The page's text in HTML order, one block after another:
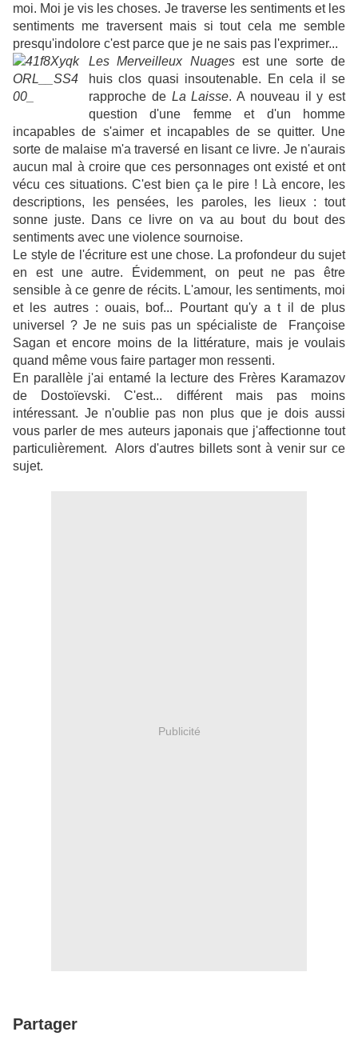
moi. Moi je vis les choses. Je traverse les sentiments et les
sentiments me traversent mais si tout cela me semble
presqu'indolore c'est parce que je ne sais pas l'exprimer...
Les Merveilleux Nuagesest une sorte de
huis clos quasi insoutenable. En cela il se
rapproche de La Laisse. A nouveau il y est
question d'une femme et d'un homme
incapables de s'aimer et incapables de se quitter. Une
sorte de malaise m'a traversé en lisant ce livre. Je n'aurais
aucun mal à croire que ces personnages ont existé et ont
vécu ces situations. C'est bien ça le pire ! Là encore, les
descriptions, les pensées, les paroles, les lieux : tout
sonne juste. Dans ce livre on va au bout du bout des
sentiments avec une violence sournoise.
Le style de l'écriture est une chose. La profondeur du sujet
en est une autre. Évidemment, on peut ne pas être
sensible à ce genre de récits. L'amour, les sentiments, moi
et les autres : ouais, bof... Pourtant qu'y a t il de plus
universel ? Je ne suis pas un spécialiste de Françoise
Sagan et encore moins de la littérature, mais je voulais
quand même vous faire partager mon ressenti.
En parallèle j'ai entamé la lecture des Frères Karamazov
de Dostoïevski. C'est... différent mais pas moins
intéressant. Je n'oublie pas non plus que je dois aussi
vous parler de mes auteurs japonais que j'affectionne tout
particulièrement. Alors d'autres billets sont à venir sur ce
sujet.
Publicité
Partager